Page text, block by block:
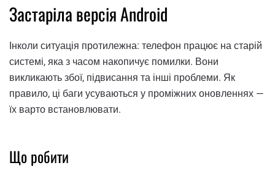
Застаріла версія Android
Інколи ситуація протилежна: телефон працює на старій
системі, яка з часом накопичує помилки. Вони
викликають збої, підвисання та інші проблеми. Як
правило, ці баги усуваються у проміжних оновленнях —
їх варто встановлювати.
Що робити